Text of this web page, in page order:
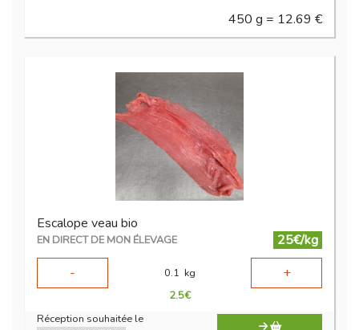
450 g = 12.69 €
Escalope veau bio
EN DIRECT DE MON ÉLEVAGE
25€/kg
-
0.1 kg +
2.5€
Réception souhaitée le